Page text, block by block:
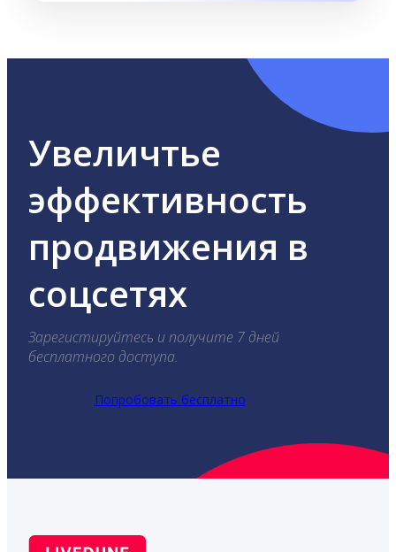
Увеличтье
эффективность
продвижения в
соцсетях
Зарегистируйтесь и получите 7 дней
бесплатного доступа.
Попробовать бесплатно